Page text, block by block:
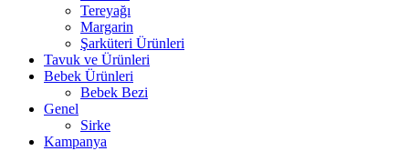
Tereyağı
Margarin
Şarküteri Ürünleri
Tavuk ve Ürünleri
Bebek Ürünleri
Bebek Bezi
Genel
Sirke
Kampanya